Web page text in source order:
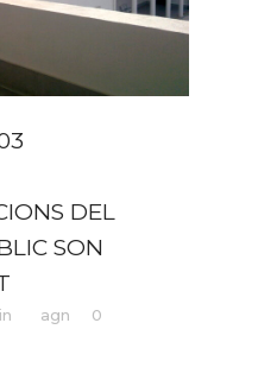
DEL
SON
in agn
0